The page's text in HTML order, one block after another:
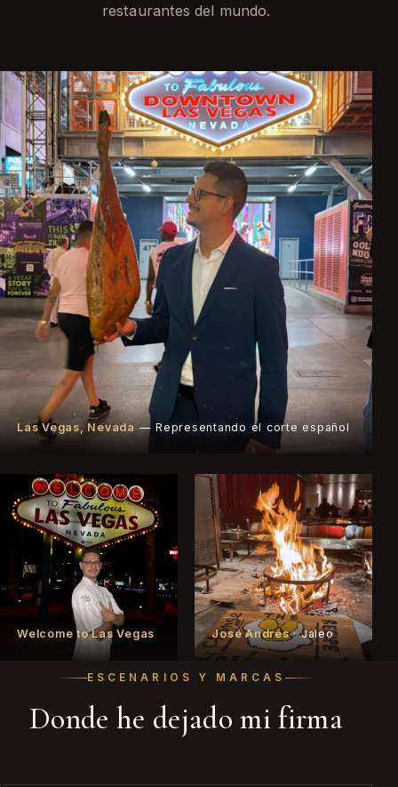
restaurantes del mundo.
Las Vegas, Nevada— Representando el corte español
Welcome to Las Vegas José Andrés· Jaleo
ESCENARIOS Y MARCAS
Donde he dejado mi firma